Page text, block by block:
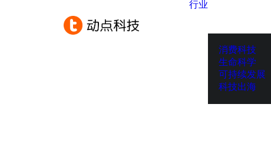
行业
消费科技
生命科学
可持续发展
科技出海